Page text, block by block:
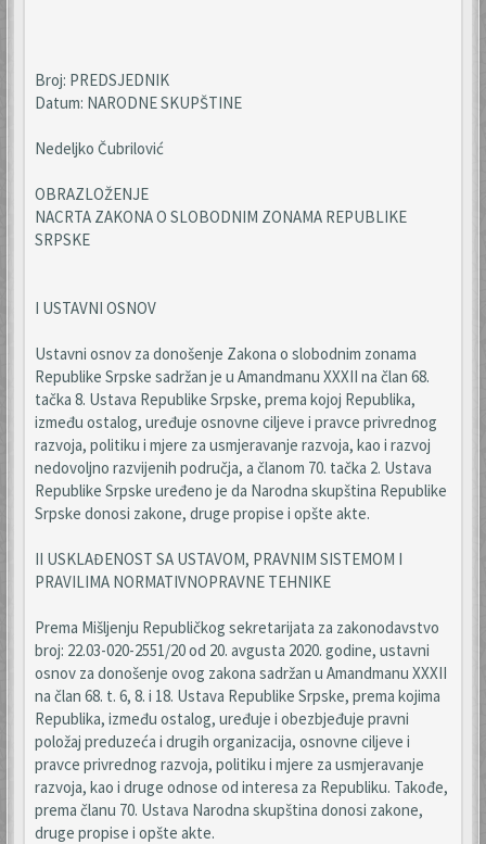
Broj: PREDSJEDNIK
Datum: NARODNE SKUPŠTINE
Nedeljko Čubrilović
OBRAZLOŽENJE
NACRTA ZAKONA O SLOBODNIM ZONAMA REPUBLIKE
SRPSKE
I USTAVNI OSNOV
Ustavni osnov za donošenje Zakona o slobodnim zonama
Republike Srpske sadržan je u Amandmanu XXXII na član 68.
tačka 8. Ustava Republike Srpske, prema kojoj Republika,
između ostalog, uređuje osnovne ciljeve i pravce privrednog
razvoja, politiku i mjere za usmjeravanje razvoja, kao i razvoj
nedovoljno razvijenih područja, a članom 70. tačka 2. Ustava
Republike Srpske uređeno je da Narodna skupština Republike
Srpske donosi zakone, druge propise i opšte akte.
II USKLAĐENOST SA USTAVOM, PRAVNIM SISTEMOM I
PRAVILIMA NORMATIVNOPRAVNE TEHNIKE
Prema Mišljenju Republičkog sekretarijata za zakonodavstvo
broj: 22.03-020-2551/20 od 20. avgusta 2020. godine, ustavni
osnov za donošenje ovog zakona sadržan u Amandmanu XXXII
na član 68. t. 6, 8. i 18. Ustava Republike Srpske, prema kojima
Republika, između ostalog, uređuje i obezbjeđuje pravni
položaj preduzeća i drugih organizacija, osnovne ciljeve i
pravce privrednog razvoja, politiku i mjere za usmjeravanje
razvoja, kao i druge odnose od interesa za Republiku. Takođe,
prema članu 70. Ustava Narodna skupština donosi zakone,
druge propise i opšte akte.